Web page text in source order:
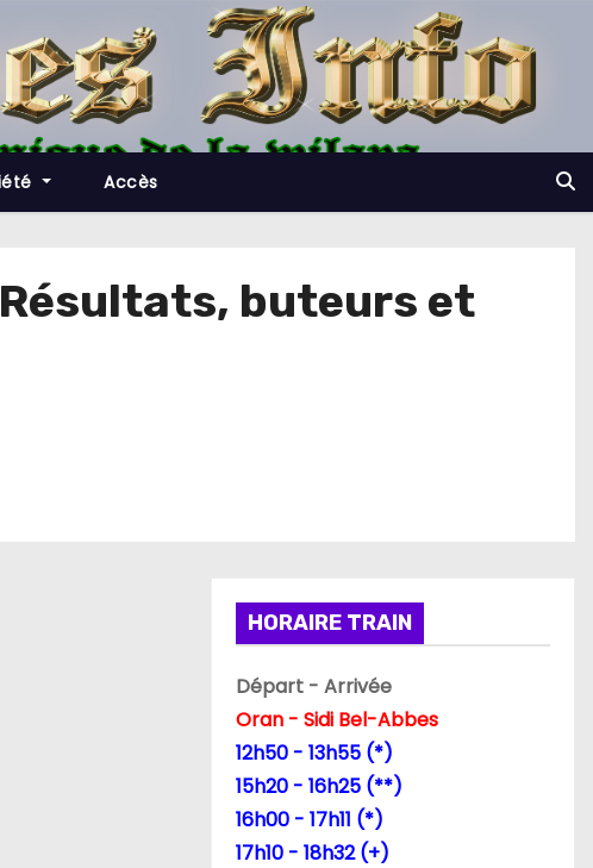
Accès
buteurs et
HORAIRE TRAIN
Départ - Arrivée
Oran - Sidi Bel-Abbes
12h50 - 13h55 (*)
15h20 - 16h25 (**)
16h00 - 17h11 (*)
17h10 - 18h32 (+)